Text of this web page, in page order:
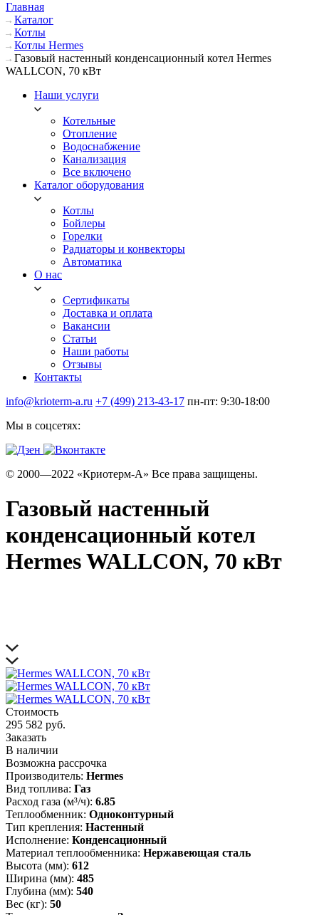
Главная
Каталог
Котлы
Котлы Hermes
Газовый настенный конденсационный котел Hermes
WALLCON, 70 кВт
Наши услуги
Котельные
Отопление
Водоснабжение
Канализация
Все включено
Каталог оборудования
Котлы
Бойлеры
Горелки
Радиаторы и конвекторы
Автоматика
О нас
Сертификаты
Доставка и оплата
Вакансии
Статьи
Наши работы
Отзывы
Контакты
info@krioterm-a.ru +7 (499) 213-43-17 пн-пт: 9:30-18:00
Мы в соцсетях:
© 2000—2022 «Криотерм-А» Все права защищены.
Газовый настенный
конденсационный котел
Hermes WALLCON, 70 кВт
Стоимость
295 582 руб.
Заказать
В наличии
Возможна рассрочка
Производитель: Hermes
Вид топлива: Газ
Расход газа (м³/ч): 6.85
Теплообменник: Одноконтурный
Тип крепления: Настенный
Исполнение: Конденсационный
Материал теплообменника: Нержавеющая сталь
Высота (мм): 612
Ширина (мм): 485
Глубина (мм): 540
Вес (кг): 50